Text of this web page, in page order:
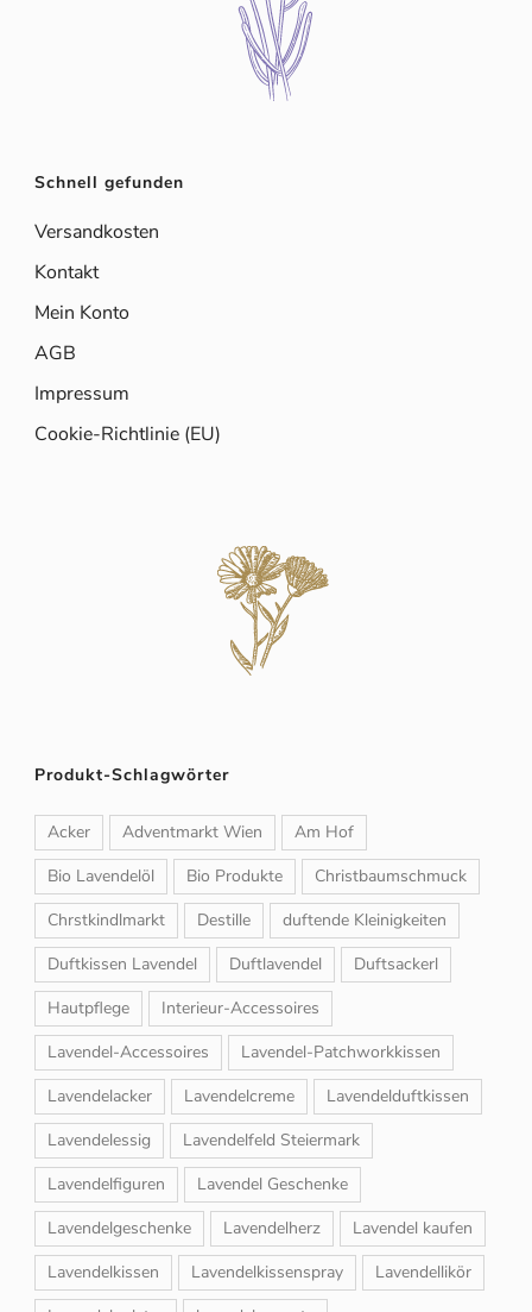
Schnell gefunden
Versandkosten
Kontakt
Mein Konto
AGB
Impressum
Cookie-Richtlinie (EU)
Produkt-Schlagwörter
Acker Adventmarkt Wien
Am Hof
Bio Lavendelöl
Bio Produkte
Christbaumschmuck
Chrstkindlmarkt
Destille
duftende Kleinigkeiten
Duftkissen Lavendel
Duftlavendel
Duftsackerl
Hautpflege
Interieur-Accessoires
Lavendel-Accessoires
Lavendel-Patchworkkissen
Lavendelacker
Lavendelcreme
Lavendelduftkissen
Lavendelessig
Lavendelfeld Steiermark
Lavendelfiguren
Lavendel Geschenke
Lavendelgeschenke
Lavendelherz
Lavendel kaufen
Lavendelkissen
Lavendelkissenspray
Lavendellikör